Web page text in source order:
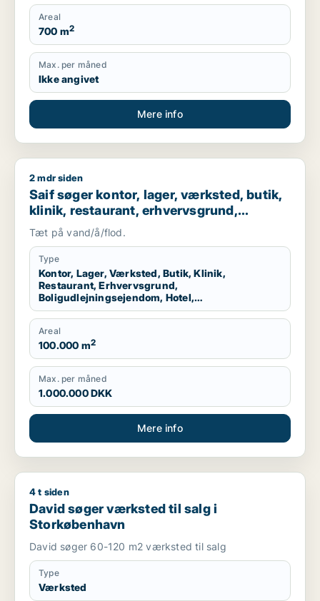
Areal
700 m2
Max. per måned
Ikke angivet
Mere info
Saif søger kontor, lager, værksted, butik, klinik, restaurant,
2 mdr siden
Saif søger kontor, lager, værksted, butik,
klinik, restaurant, erhvervsgrund,
boligudlejningsejendom, hotel,
produktionslokaler eller garage til salg i
Storkøbenhavn
Tæt på vand/å/flod.
Type
Kontor, Lager, Værksted, Butik, Klinik,
Restaurant, Erhvervsgrund,
Boligudlejningsejendom, Hotel,
Produktionslokaler, Garage
Areal
100.000 m2
Max. per måned
1.000.000 DKK
Mere info
David søger værksted til salg i Storkøbenhavn
4 t siden
David søger værksted til salg i
Storkøbenhavn
David søger 60-120 m2 værksted til salg
Type
Værksted